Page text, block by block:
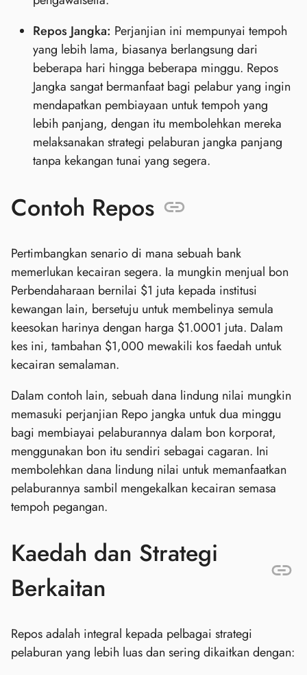
Repos Jangka: Perjanjian ini mempunyai tempoh
yang lebih lama, biasanya berlangsung dari
beberapa hari hingga beberapa minggu. Repos
Jangka sangat bermanfaat bagi pelabur yang ingin
mendapatkan pembiayaan untuk tempoh yang
lebih panjang, dengan itu membolehkan mereka
melaksanakan strategi pelaburan jangka panjang
tanpa kekangan tunai yang segera.
Contoh Repos
Pertimbangkan senario di mana sebuah bank
memerlukan kecairan segera. Ia mungkin menjual bon
Perbendaharaan bernilai $1 juta kepada institusi
kewangan lain, bersetuju untuk membelinya semula
keesokan harinya dengan harga $1.0001 juta. Dalam
kes ini, tambahan $1,000 mewakili kos faedah untuk
kecairan semalaman.
Dalam contoh lain, sebuah dana lindung nilai mungkin
memasuki perjanjian Repo jangka untuk dua minggu
bagi membiayai pelaburannya dalam bon korporat,
menggunakan bon itu sendiri sebagai cagaran. Ini
membolehkan dana lindung nilai untuk memanfaatkan
pelaburannya sambil mengekalkan kecairan semasa
tempoh pegangan.
Kaedah dan Strategi
Berkaitan
Repos adalah integral kepada pelbagai strategi
pelaburan yang lebih luas dan sering dikaitkan dengan: